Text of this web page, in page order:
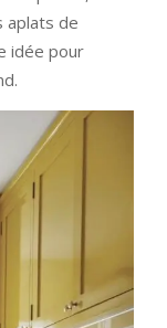
aplats de
idée pour